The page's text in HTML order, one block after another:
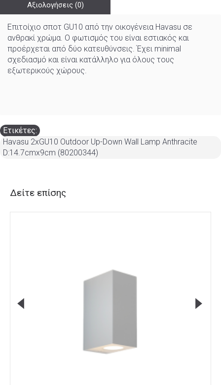
Αξιολογήσεις (0)
Επιτοίχιο σποτ GU10 από την οικογένεια Havasu σε
ανθρακί χρώμα. Ο φωτισμός του είναι εστιακός και
προέρχεται από δύο κατευθύνσεις. Έχει minimal
σχεδιασμό και είναι κατάλληλο για όλους τους
εξωτερικούς χώρους.
Ετικέτες:
Havasu 2xGU10 Outdoor Up-Down Wall Lamp Anthracite
D:14.7cmx9cm (80200344)
Δείτε επίσης